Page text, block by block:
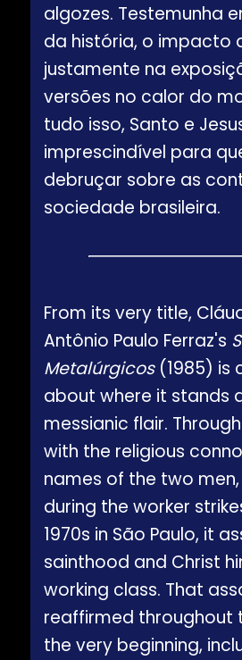
algozes. Testemunha
da história, o impacto
justamente na
versões no calor do
tudo isso, Santo e
imprescindível para
debruçar sobre as
sociedade brasileira.
From its very title,
Antônio Paulo Ferraz's
Metalúrgicos (1985) is
about where it stands
messianic flair.
with the religious
names of the two
during the worker
1970s in São Paulo, it
sainthood and Christ
working class. That
reaffirmed throughout
the very beginning,